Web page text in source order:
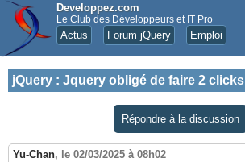
Developpez.com
Le Club des Développeurs et IT Pro
Actus Forum jQuery Emploi
jQuery : Jquery obligé de faire 2 clicks
Répondre à la discussion
Yu-Chan, le 02/03/2025 à 08h02